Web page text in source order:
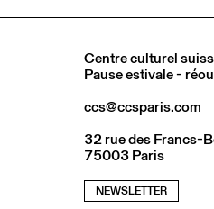
Centre culturel
Pause estivale -
ccs@ccsparis.com
32 rue des Francs-
75003 Paris
NEWSLETTER